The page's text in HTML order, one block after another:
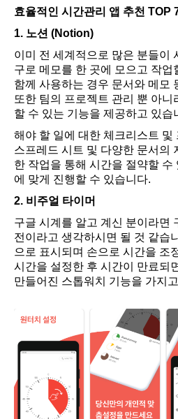
효율적인 시간관리 앱 추천 TOP
1. 노션 (Notion)
이미 전 세계적으로 많은 분들이
구로 메모를 한 곳에 모으고 작
함께 사용하는 경우 문서와 메모
또한 팀의 프로젝트 관리 뿐 아니
할 수 있는 기능을 제공하고 있습
해야 할 일에 대한 체크리스트 및
스프레드 시트 및 다양한 문서의
한 작업을 통해 시간을 절약할 수
에 맞게 진행할 수 있습니다.
2. 비주얼 타이머
구글 시계를 알고 계신 분이라면
전이라고 생각하시면 될 것 같습
으로 표시되며 손으로 시간을 조
시간을 설정한 후 시간이 만료되
만들어진 스톱워치 기능을 가지